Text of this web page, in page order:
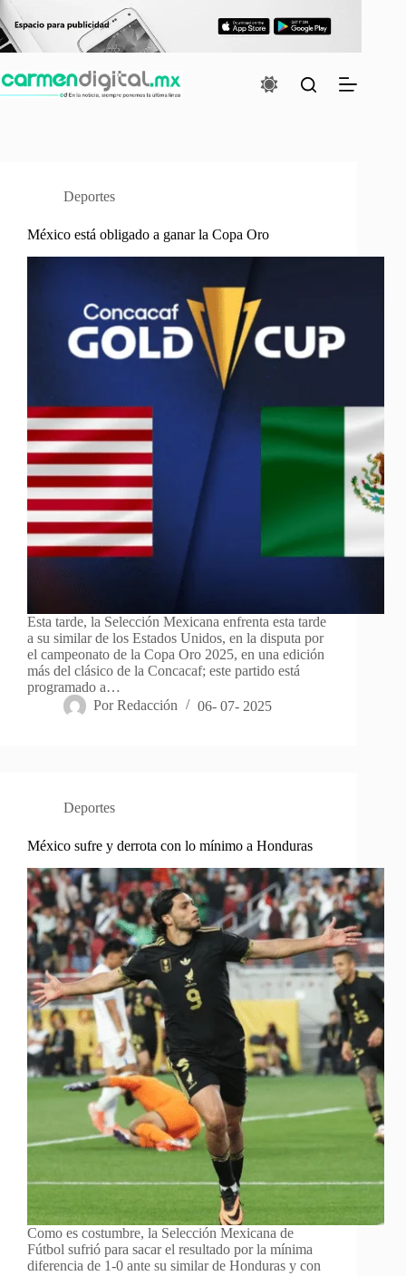
Saltar
al
contenido
Deportes
México está obligado a ganar la Copa Oro
Esta tarde, la Selección Mexicana enfrenta esta tarde
a su similar de los Estados Unidos, en la disputa por
el campeonato de la Copa Oro 2025, en una edición
más del clásico de la Concacaf; este partido está
programado a…
Por Redacción 06- 07- 2025
Deportes
México sufre y derrota con lo mínimo a Honduras
Como es costumbre, la Selección Mexicana de
Fútbol sufrió para sacar el resultado por la mínima
diferencia de 1-0 ante su similar de Honduras y con